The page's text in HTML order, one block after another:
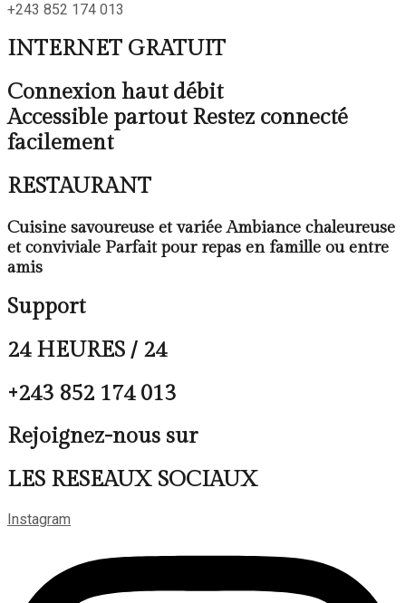
+243 852 174 013
INTERNET GRATUIT
Connexion haut débit
Accessible partout Restez connecté
facilement
RESTAURANT
Cuisine savoureuse et variée Ambiance chaleureuse
et conviviale Parfait pour repas en famille ou entre
amis
Support
24 HEURES / 24
+243 852 174 013
Rejoignez-nous sur
LES RESEAUX SOCIAUX
Instagram